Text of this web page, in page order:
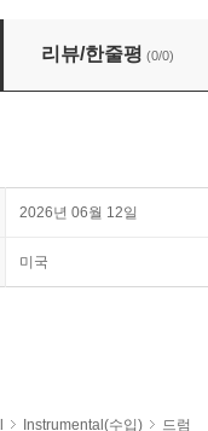
이슨) - With All My
리뷰/한줄평 (0/0)
2026년 06월 12일
미국
Instrumental(수입) 드럼